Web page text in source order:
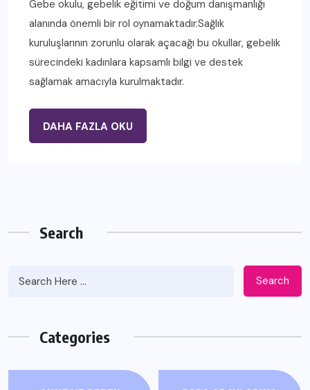
Gebe okulu, gebelik eğitimi ve doğum danışmanlığı
alanında önemli bir rol oynamaktadır.Sağlık
kuruluşlarının zorunlu olarak açacağı bu okullar, gebelik
sürecindeki kadınlara kapsamlı bilgi ve destek
sağlamak amacıyla kurulmaktadır.
DAHA FAZLA OKU
Search
Search
Categories